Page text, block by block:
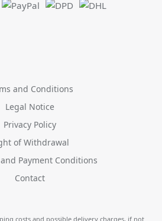
and Conditions
Legal Notice
Privacy Policy
of Withdrawal
Payment Conditions
Contact
costs and possible delivery charges, if not